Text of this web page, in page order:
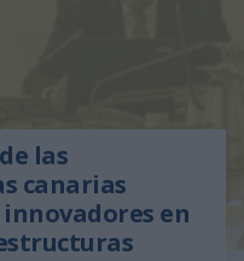
las
canarias
en